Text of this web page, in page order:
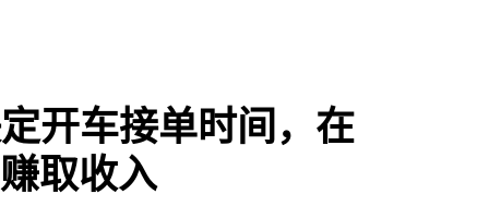
开车接单时间，在
取收入